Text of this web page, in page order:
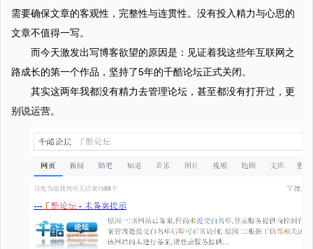
需要确保文章的客观性，完整性与连贯性。没有投入精力与心思的
文章不值得一写。
而今天激发出写博客欲望的原因是：见证着我这些年互联网之
路成长的第一个作品，坚持了5年的千酷论坛正式关闭。
其实这两年我都没有精力去管理论坛，甚至都没有打开过，更
别说运营。